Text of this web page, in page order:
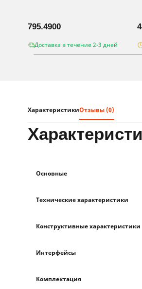
795.4900
Доставка в течение 2-3 дней
ХарактеристикиОтзывы (0)
Основные
Технические характеристики
Конструктивные характеристики
Интерфейсы
Комплектация